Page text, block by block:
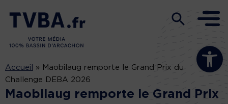
Ouvrir la
Accueil » Maobilaug remporte le Grand Prix du
Challenge DEBA 2026
Maobilaug remporte le Grand Prix